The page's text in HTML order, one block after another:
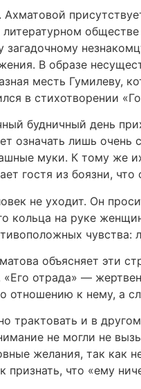
Ахматовой
загадочному
В образе
месть Гумилеву,
в стихотворении
будничный день
означать лишь
муки. К тому же
гостя из боязни, что
не уходит. Он
кольца на руке
чувства:
объясняет эти
«Его отрада» —
отношению к нему, а
трактовать и в
не могли не
желания, так
признать, что «ему